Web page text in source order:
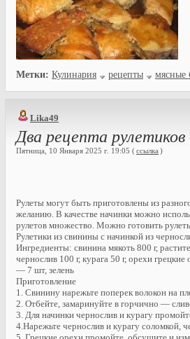
Метки: Кулинария рецепты мясные
Lika49
Два рецепта рулетиков
Пятница, 10 Января 2025 г. 19:05 (ссылка )
Рулеты могут быть приготовлены из
желанию. В качестве начинки можно
рулетов множество. Можно готовить
Рулетики из свинины с начинкой из
Ингредиенты: свинина мякоть 800 г,
чернослив 100 г, курага 50 г, орехи
— 7 шт, зелень
Приготовление
1. Свинину нарежьте поперек волокон на
2. Отбейте, замаринуйте в горчично —
3. Для начинки чернослив и курагу
4.Нарежьте чернослив и курагу соломкой,